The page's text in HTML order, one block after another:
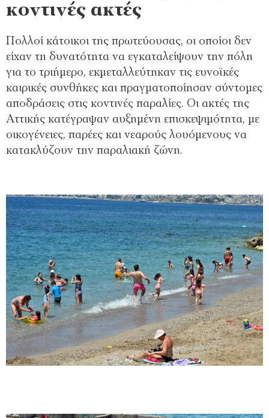
κοντινές ακτές
Πολλοί κάτοικοι της πρωτεύουσας, οι οποίοι δεν
είχαν τη δυνατότητα να εγκαταλείψουν την πόλη
για το τριήμερο, εκμεταλλεύτηκαν τις ευνοϊκές
καιρικές συνθήκες και πραγματοποίησαν σύντομες
αποδράσεις στις κοντινές παραλίες. Οι ακτές της
Αττικής κατέγραψαν αυξημένη επισκεψιμότητα, με
οικογένειες, παρέες και νεαρούς λουόμενους να
κατακλύζουν την παραλιακή ζώνη.